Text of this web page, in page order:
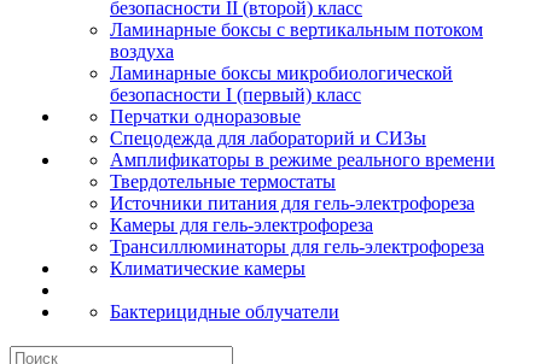
безопасности II (второй) класс
Ламинарные боксы с вертикальным потоком
воздуха
Ламинарные боксы микробиологической
безопасности I (первый) класс
Перчатки одноразовые
Спецодежда для лабораторий и СИЗы
Амплификаторы в режиме реального времени
Твердотельные термостаты
Источники питания для гель-электрофореза
Камеры для гель-электрофореза
Трансиллюминаторы для гель-электрофореза
Климатические камеры
Бактерицидные облучатели